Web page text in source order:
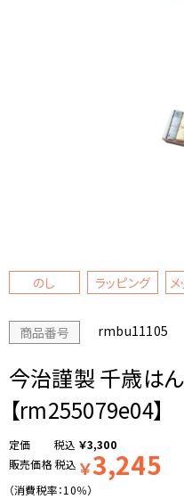
のし ラッピング
商品番号 rmbu11105
今治謹製 千歳は
【rm255079e04】
税込 ￥3,300
販売価格税込 ￥3,245
（消費税率：10％）